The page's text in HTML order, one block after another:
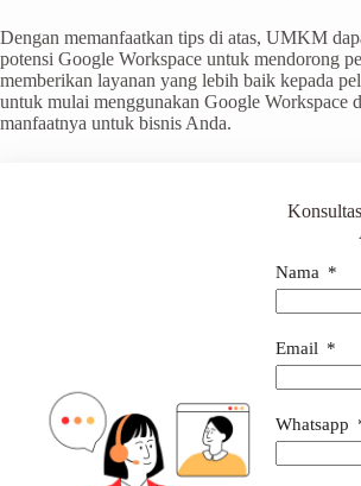
Dengan memanfaatkan tips di atas, UMKM
potensi Google Workspace untuk mendorong
memberikan layanan yang lebih baik kepada
untuk mulai menggunakan Google Workspace
manfaatnya untuk bisnis Anda.
Nama
Email
Whatsapp